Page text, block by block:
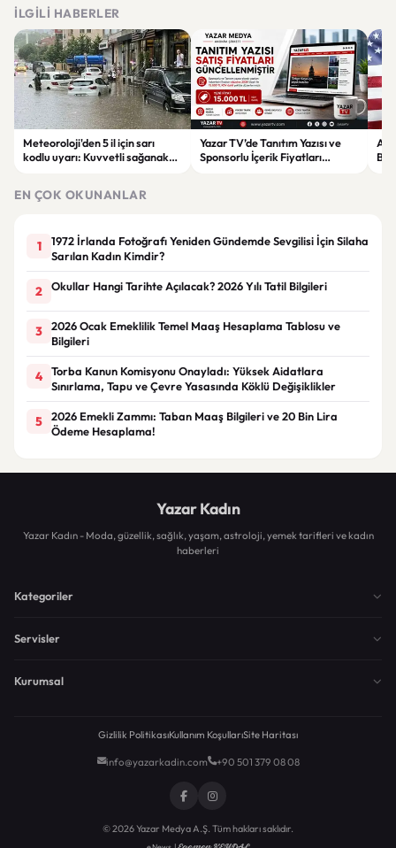
İLGILI HABERLER
Meteoroloji'den 5 il için sarı
kodlu uyarı: Kuvvetli sağanak
Yazar TV’de Tanıtım Yazısı ve
Sponsorlu İçerik Fiyatları
EN ÇOK OKUNANLAR
1
1972 İrlanda Fotoğrafı Yeniden Gündemde Sevgilisi İçin Silaha
Sarılan Kadın Kimdir?
2 Okullar Hangi Tarihte Açılacak? 2026 Yılı Tatil Bilgileri
3
2026 Ocak Emeklilik Temel Maaş Hesaplama Tablosu ve
Bilgileri
4
Torba Kanun Komisyonu Onayladı: Yüksek Aidatlara
Sınırlama, Tapu ve Çevre Yasasında Köklü Değişiklikler
5
2026 Emekli Zammı: Taban Maaş Bilgileri ve 20 Bin Lira
Ödeme Hesaplama!
Yazar Kadın
Yazar Kadın - Moda, güzellik, sağlık, yaşam, astroloji, yemek tarifleri ve kadın
haberleri
Kategoriler
Servisler
Kurumsal
Gizlilik PolitikasıKullanım KoşullarıSite Haritası
info@yazarkadin.com +90 501 379 08 08
© 2026 Yazar Medya A.Ş. Tüm hakları saklıdır.